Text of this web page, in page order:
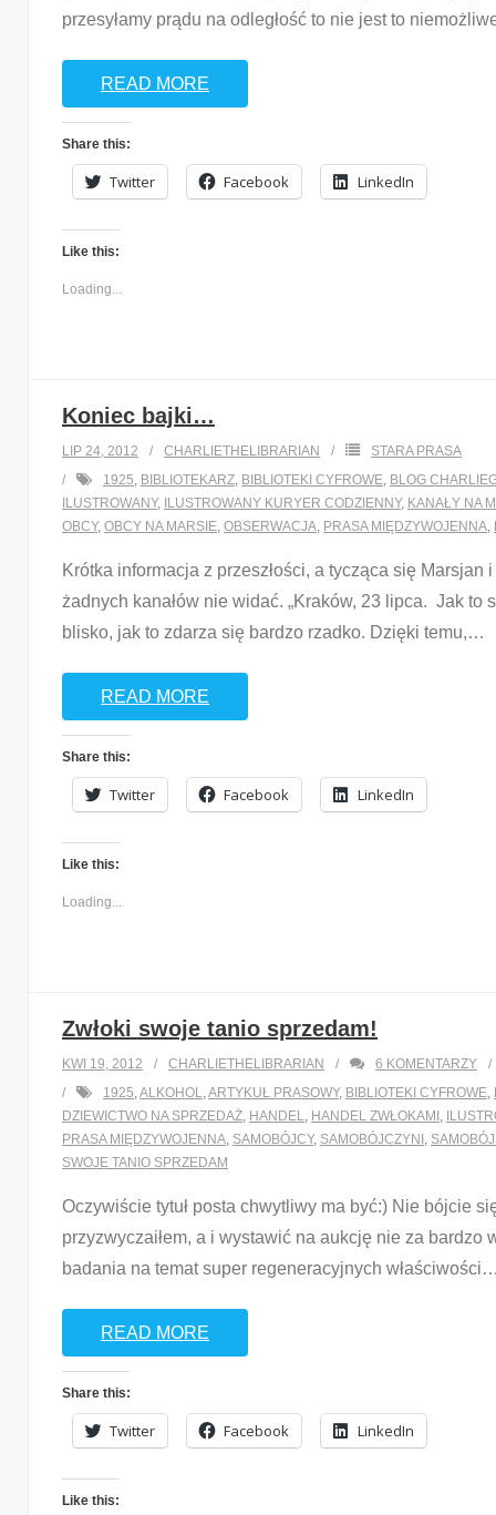
przesyłamy prądu na odległość to nie jest to
READ MORE
Share this:
Twitter Facebook LinkedIn
Like this:
Loading...
Koniec bajki…
LIP 24, 2012 CHARLIETHELIBRARIAN
STARA PRASA
1925, BIBLIOTEKARZ, BIBLIOTEKI CYFROWE, BLOG
ILUSTROWANY, ILUSTROWANY KURYER CODZIENNY, KANAŁY NA
OBCY, OBCY NA MARSIE, OBSERWACJA, PRASA MIĘDZYWOJENNA,
Krótka informacja z przeszłości, a tycząca się
żadnych kanałów nie widać. „Kraków, 23 lipca. Jak
blisko, jak to zdarza się bardzo rzadko. Dzięki temu,…
READ MORE
Share this:
Twitter Facebook LinkedIn
Like this:
Loading...
Zwłoki swoje tanio sprzedam!
KWI 19, 2012 CHARLIETHELIBRARIAN 6 KOMENTARZY
1925,ALKOHOL,ARTYKUŁ PRASOWY, BIBLIOTEKI CYFROWE,
DZIEWICTWO NA SPRZEDAŻ, HANDEL, HANDEL ZWŁOKAMI ,
PRASA MIĘDZYWOJENNA, SAMOBÓJCY, SAMOBÓJCZYNI ,
SWOJE TANIO SPRZEDAM
Oczywiście tytuł posta chwytliwy ma być:) Nie bójcie
przyzwyczaiłem, a i wystawić na aukcję nie za
badania na temat super regeneracyjnych właściwości
READ MORE
Share this:
Twitter Facebook LinkedIn
Like this: